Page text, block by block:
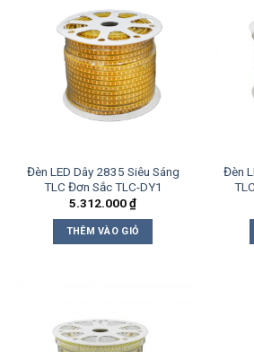
Đèn LED Dây 2835 Siêu Sáng
TLC Đơn Sắc TLC-DY1
5.312.000₫
THÊM VÀO GIỎ
Đèn